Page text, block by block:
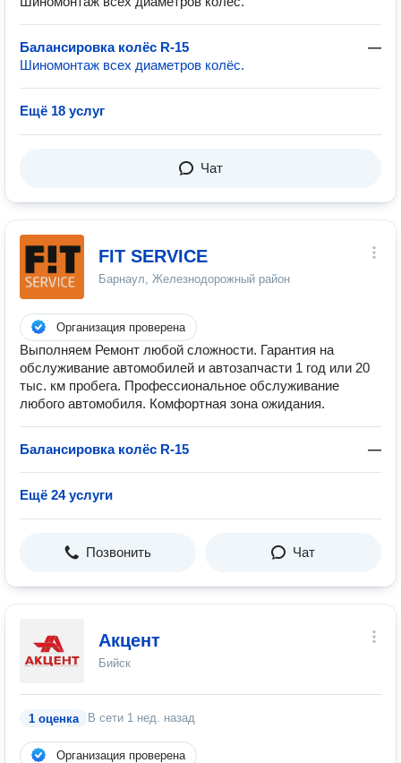
Балансировка колёс R-15
—
Шиномонтаж всех диаметров колёс.
Ещё 18 услуг
Чат
FIT SERVICE
Барнаул, Железнодорожный район
Организация проверена
Выполняем Ремонт любой сложности. Гарантия на
обслуживание автомобилей и автозапчасти 1 год или 20
тыс. км пробега. Профессиональное обслуживание
любого автомобиля. Комфортная зона ожидания.
Балансировка колёс R-15 —
Ещё 24 услуги
Позвонить Чат
Акцент
Бийск
1 оценка В сети 1 нед. назад
Организация проверена